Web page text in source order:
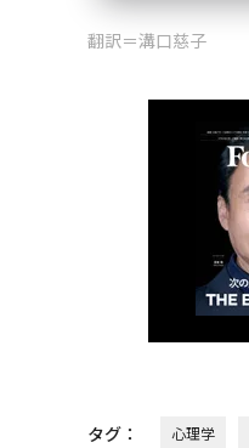
翻訳＝溝口慈子
タグ： 心理学